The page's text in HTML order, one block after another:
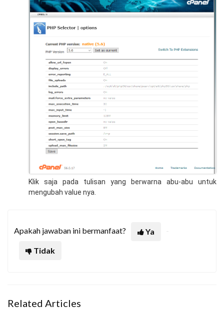
Klik saja pada tulisan yang berwarna abu-abu untuk
mengubah value nya.
Apakah jawaban ini bermanfaat?
Ya
Tidak
Related Articles